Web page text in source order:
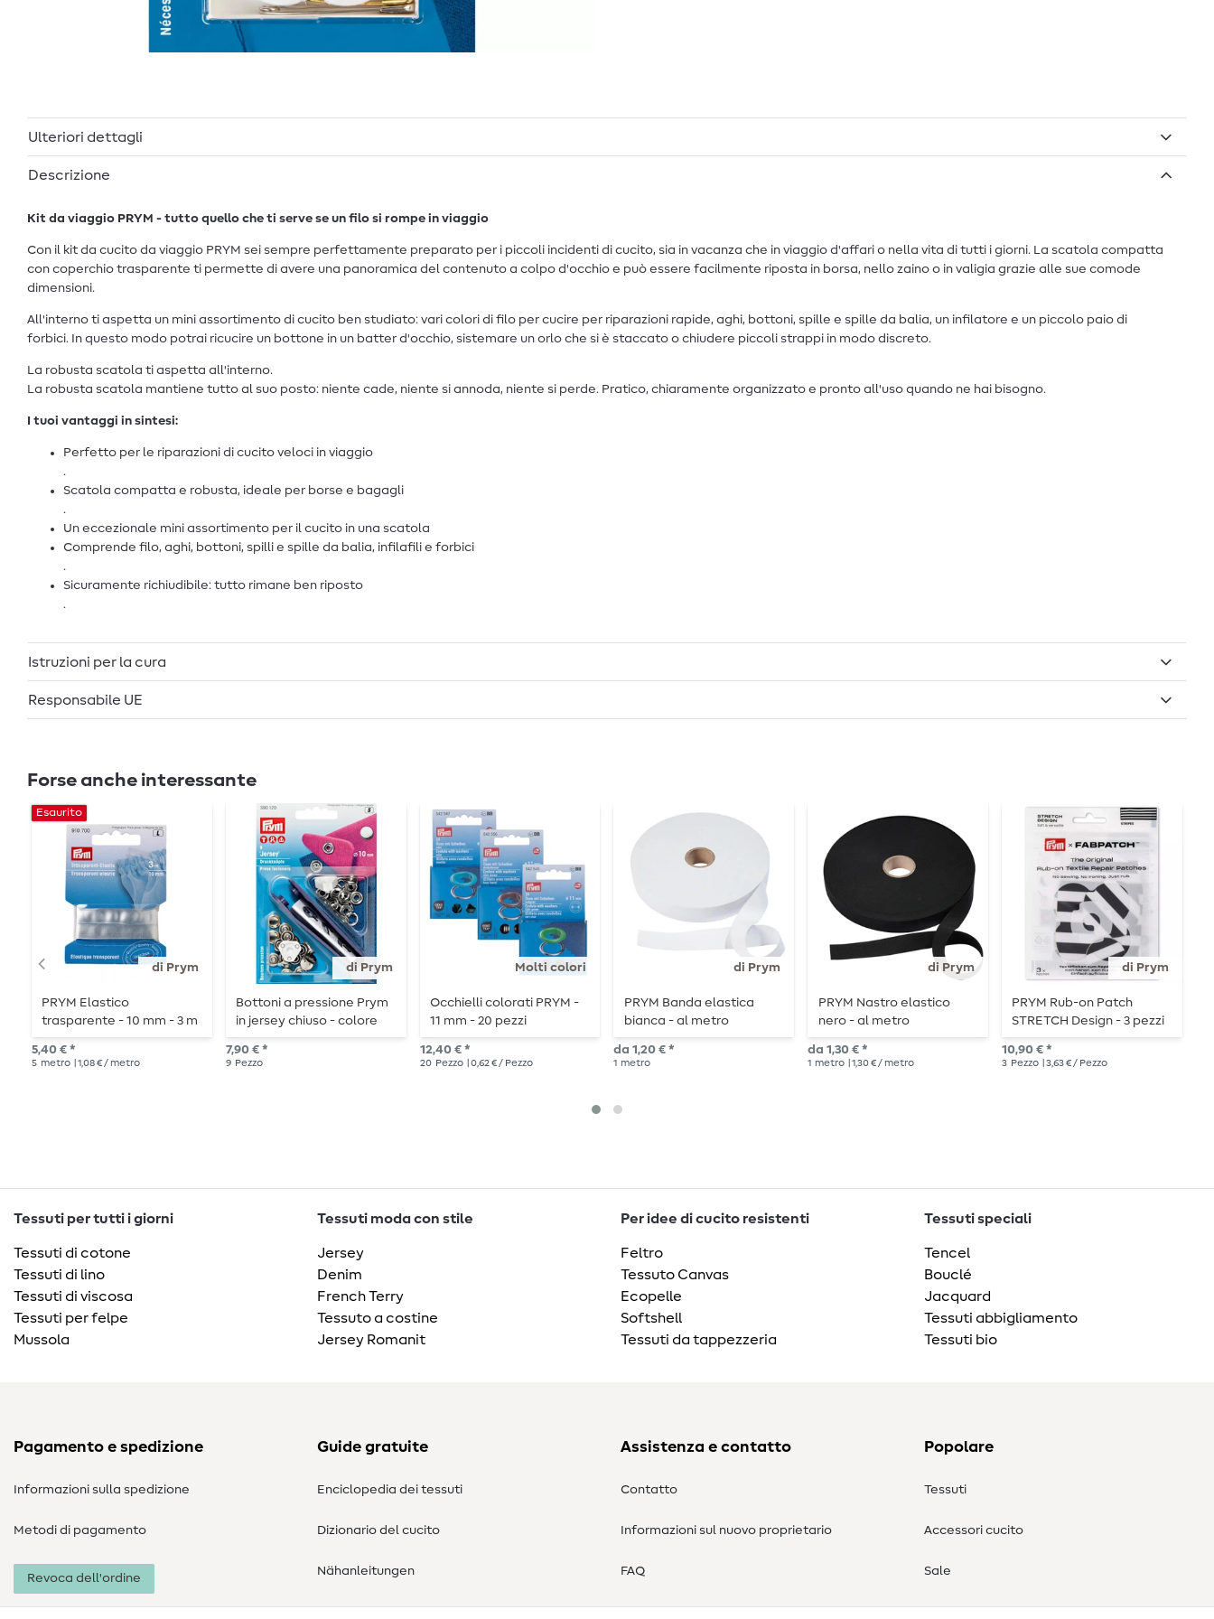
Ulteriori dettagli
Descrizione
Kit da viaggio PRYM - tutto quello che ti serve se un filo si rompe in viaggio
Con il kit da cucito da viaggio PRYM sei sempre perfettamente preparato per i piccoli incidenti di cucito, sia in vacanza che in viaggio d'affari o nella vita di tutti i giorni. La scatola compatta
con coperchio trasparente ti permette di avere una panoramica del contenuto a colpo d'occhio e può essere facilmente riposta in borsa, nello zaino o in valigia grazie alle sue comode
dimensioni.
All'interno ti aspetta un mini assortimento di cucito ben studiato: vari colori di filo per cucire per riparazioni rapide, aghi, bottoni, spille e spille da balia, un infilatore e un piccolo paio di
forbici. In questo modo potrai ricucire un bottone in un batter d'occhio, sistemare un orlo che si è staccato o chiudere piccoli strappi in modo discreto.
La robusta scatola ti aspetta all'interno.
La robusta scatola mantiene tutto al suo posto: niente cade, niente si annoda, niente si perde. Pratico, chiaramente organizzato e pronto all'uso quando ne hai bisogno.
I tuoi vantaggi in sintesi:
Perfetto per le riparazioni di cucito veloci in viaggio
.
Scatola compatta e robusta, ideale per borse e bagagli
.
Un eccezionale mini assortimento per il cucito in una scatola
Comprende filo, aghi, bottoni, spilli e spille da balia, infilafili e forbici
.
Sicuramente richiudibile: tutto rimane ben riposto
.
Istruzioni per la cura
Responsabile UE
Forse anche interessante
di Prym
Esaurito
PRYM Elastico
trasparente - 10 mm - 3 m
di lunghezza
5,40 € *
5 metro | 1,08 € / metro
di Prym
Bottoni a pressione Prym
in jersey chiuso - colore
argento - 10 mm - con
utensile e accessori - 9
7,90 € *
9 Pezzo
Molti colori
Occhielli colorati PRYM -
11 mm - 20 pezzi
12,40 € *
20 Pezzo | 0,62 € / Pezzo
di Prym
PRYM Banda elastica
bianca - al metro
da 1,20 € *
1 metro
di Prym
PRYM Nastro elastico
nero - al metro
da 1,30 € *
1 metro | 1,30 € / metro
di Prym
PRYM Rub-on Patch
STRETCH Design - 3 pezzi
- Strisce
10,90 € *
3 Pezzo | 3,63 € / Pezzo
Tessuti per tutti i giorni
Tessuti di cotone
Tessuti di lino
Tessuti di viscosa
Tessuti per felpe
Mussola
Tessuti moda con stile
Jersey
Denim
French Terry
Tessuto a costine
Jersey Romanit
Per idee di cucito resistenti
Feltro
Tessuto Canvas
Ecopelle
Softshell
Tessuti da tappezzeria
Tessuti speciali
Tencel
Bouclé
Jacquard
Tessuti abbigliamento
Tessuti bio
Pagamento e spedizione
Informazioni sulla spedizione
Metodi di pagamento
Revoca dell'ordine
Guide gratuite
Enciclopedia dei tessuti
Dizionario del cucito
Nähanleitungen
Assistenza e contatto
Contatto
Informazioni sul nuovo proprietario
FAQ
Popolare
Tessuti
Accessori cucito
Sale